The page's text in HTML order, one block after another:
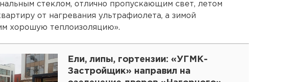
стеклом, отлично пропускающим свет, летом
от нагревания ультрафиолета, а зимой
хорошую теплоизоляцию».
Ели, липы, гортензии: «УГМК-
Застройщик» направил на